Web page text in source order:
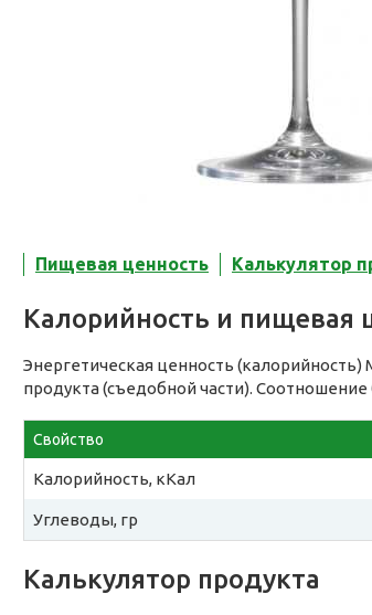
Пищевая ценность Калькулятор
Калорийность и пищевая
Энергетическая ценность
продукта (съедобной части).
Свойство
Калорийность, кКал
Углеводы, гр
Калькулятор продукта